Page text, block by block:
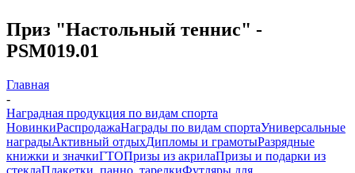
Приз "Настольный теннис" -
PSM019.01
Главная
-
Наградная продукция по видам спорта
НовинкиРаспродажаНаграды по видам спортаУниверсальные
наградыАктивный отдыхДипломы и грамотыРазрядные
книжки и значкиГТОПризы из акрилаПризы и подарки из
стеклаПлакетки, панно, тарелкиФутляры для